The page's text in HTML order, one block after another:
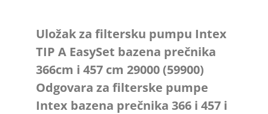
Uložak za filtersku pumpu Intex
TIP A EasySet bazena prečnika
366cm i 457 cm 29000 (59900)
Odgovara za filterske pumpe
Intex bazena prečnika 366 i 457 i